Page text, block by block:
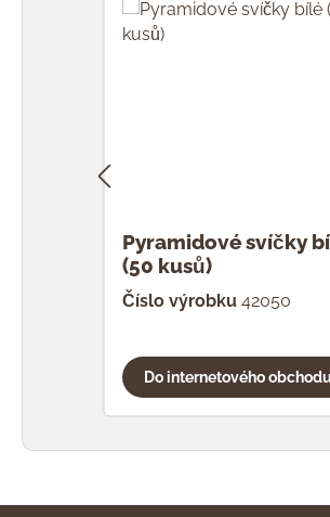
Pyramidové svíčky
(50 kusů)
Číslo výrobku 42050
Do internetového